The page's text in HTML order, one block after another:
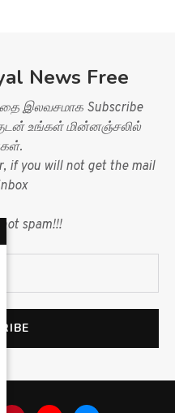
News Free
இலவசமாக Subscribe
உங்கள் மின்னஞ்சலில்
if you will not get the mail
spam!!!